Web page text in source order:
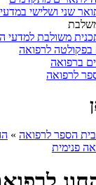
שני ושלישי
משולבת למדעי
בפקולטה לרפואה
ברפואה
לרפואה
בית הספר לרפואה »
פנימית